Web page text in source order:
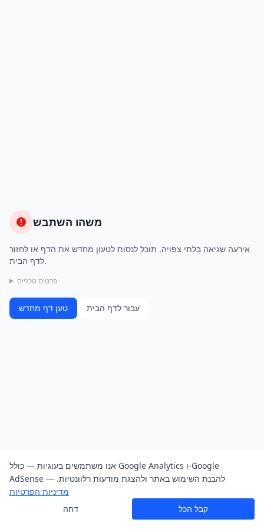
משהו השתבש
אירעה שגיאה בלתי צפויה. תוכל לנסות לטעון מחדש את הדף או לחזור
לדף הבית.
פרטים טכניים
טען דף מחדש עבור לדף הבית
אנו משתמשים בעוגיות — כולל Google Analytics ו-Google
AdSense — להבנת השימוש באתר ולהצגת מודעות רלוונטיות.
מדיניות הפרטיות
דחה
קבל הכל